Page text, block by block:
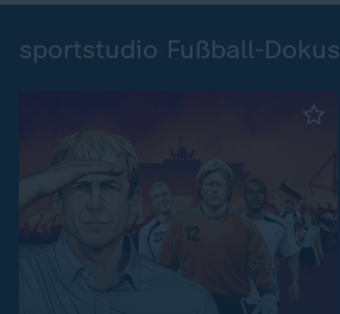
sportstudio Fußball-Dokus